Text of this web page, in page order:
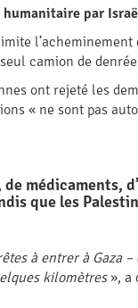
par
l’acheminement
camion de
ont rejeté les
« ne sont pas
médicaments,
que les
à entrer à Gaza
kilomètres», a